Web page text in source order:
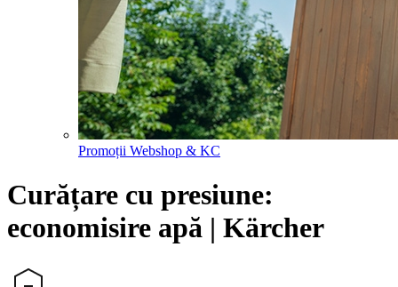
Promoții Webshop & KC
Curățare cu presiune:
economisire apă | Kärcher